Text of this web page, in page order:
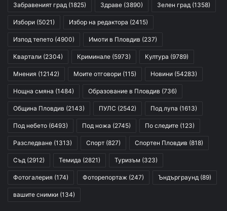
Забравеният град (1825) Здраве (3890) Зелен град (1358)
Избори (5021) Избор на редактора (2415)
Изпод тепето (4900) Имоти в Пловдив (237)
Квартали (2304) Криминале (5973) Култура (9789)
Мнения (12142) Моите отговори (115) Новини (54283)
Нощна смяна (1484) Образование в Пловдив (736)
Община Пловдив (2143) ПУЛС (2542) Под лупа (1613)
Под небето (6493) Под ножа (2745) По следите (123)
Разследване (1313) Спорт (827) Спортен Пловдив (818)
Съд (2912) Темида (2821) Туризъм (323)
Фотогалерия (174) Фоторепортаж (247) Ъндърграунд (89)
вашите снимки (134)